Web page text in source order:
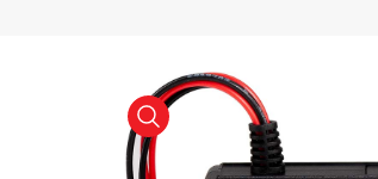
product view